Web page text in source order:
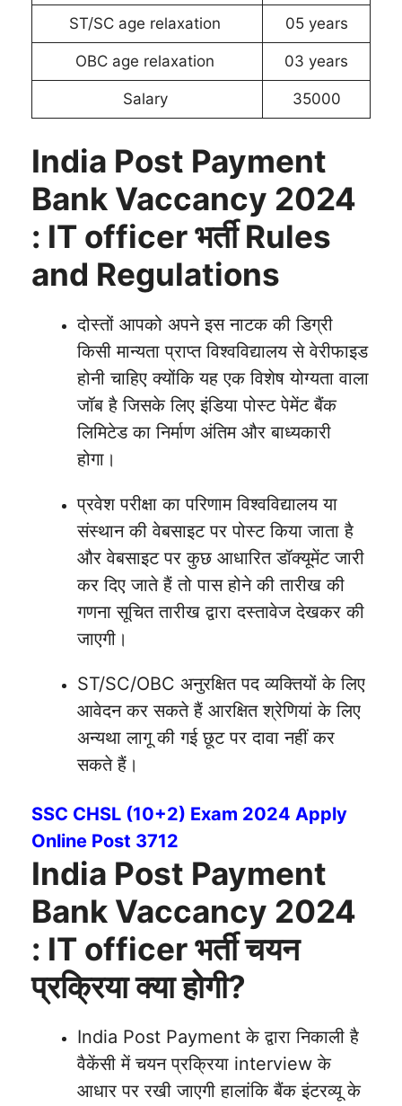
ST/SC age relaxation 05 years
OBC age relaxation 03 years
Salary 35000
India Post Payment
Bank Vaccancy 2024
: IT officer भर्ती Rules
and Regulations
दोस्तों आपको अपने इस नाटक की डिग्री
किसी मान्यता प्राप्त विश्वविद्यालय से वेरीफाइड
होनी चाहिए क्योंकि यह एक विशेष योग्यता वाला
जॉब है जिसके लिए इंडिया पोस्ट पेमेंट बैंक
लिमिटेड का निर्माण अंतिम और बाध्यकारी
होगा।
प्रवेश परीक्षा का परिणाम विश्वविद्यालय या
संस्थान की वेबसाइट पर पोस्ट किया जाता है
और वेबसाइट पर कुछ आधारित डॉक्यूमेंट जारी
कर दिए जाते हैं तो पास होने की तारीख की
गणना सूचित तारीख द्वारा दस्तावेज देखकर की
जाएगी।
ST/SC/OBC अनुरक्षित पद व्यक्तियों के लिए
आवेदन कर सकते हैं आरक्षित श्रेणियां के लिए
अन्यथा लागू की गई छूट पर दावा नहीं कर
सकते हैं।
SSC CHSL (10+2) Exam 2024 Apply
Online Post 3712
India Post Payment
Bank Vaccancy 2024
: IT officer भर्ती चयन
प्रक्रिया क्या होगी?
India Post Payment के द्वारा निकाली है
वैकेंसी में चयन प्रक्रिया interview के
आधार पर रखी जाएगी हालांकि बैंक इंटरव्यू के